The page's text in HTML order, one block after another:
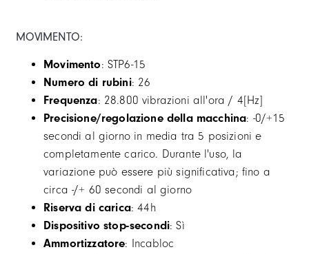
MOVIMENTO:
Movimento: STP6-15
Numero di rubini: 26
Frequenza: 28.800 vibrazioni all'ora / 4[Hz]
Precisione/regolazione della macchina: -0/+15
secondi al giorno in media tra 5 posizioni e
completamente carico. Durante l'uso, la
variazione può essere più significativa; fino a
circa -/+ 60 secondi al giorno
Riserva di carica: 44h
Dispositivo stop-secondi: Sì
Ammortizzatore: Incabloc